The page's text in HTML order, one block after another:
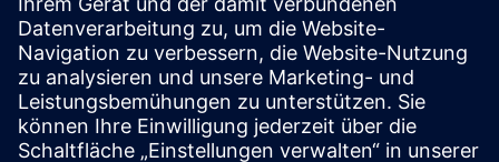
Press | Company | Siemens
© Siemens 1996 – 2026
Corporate Information